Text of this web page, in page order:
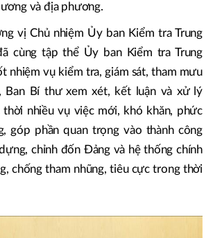
và địa phương.
vị Chủ nhiệm Ủy ban Kiểm tra Trung
cùng tập thể Ủy ban Kiểm tra Trung
nhiệm vụ kiểm tra, giám sát, tham mưu
Ban Bí thư xem xét, kết luận và xử lý
thời nhiều vụ việc mới, khó khăn, phức
góp phần quan trọng vào thành công
chỉnh đốn Đảng và hệ thống chính
chống tham nhũng, tiêu cực trong thời